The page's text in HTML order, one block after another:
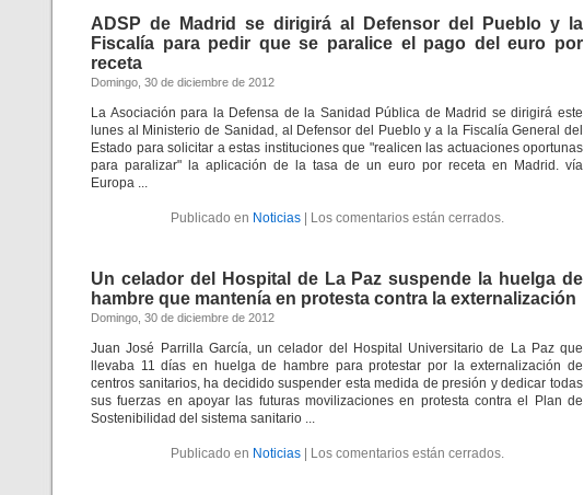
ADSP de Madrid se dirigirá al Defensor del Pueblo y la
Fiscalía para pedir que se paralice el pago del euro por
receta
Domingo, 30 de diciembre de 2012
La Asociación para la Defensa de la Sanidad Pública de Madrid se dirigirá este
lunes al Ministerio de Sanidad, al Defensor del Pueblo y a la Fiscalía General del
Estado para solicitar a estas instituciones que "realicen las actuaciones oportunas
para paralizar" la aplicación de la tasa de un euro por receta en Madrid. vía
Europa ...
Publicado en Noticias| Los comentarios están cerrados.
Un celador del Hospital de La Paz suspende la huelga de
hambre que mantenía en protesta contra la externalización
Domingo, 30 de diciembre de 2012
Juan José Parrilla García, un celador del Hospital Universitario de La Paz que
llevaba 11 días en huelga de hambre para protestar por la externalización de
centros sanitarios, ha decidido suspender esta medida de presión y dedicar todas
sus fuerzas en apoyar las futuras movilizaciones en protesta contra el Plan de
Sostenibilidad del sistema sanitario ...
Publicado en Noticias| Los comentarios están cerrados.